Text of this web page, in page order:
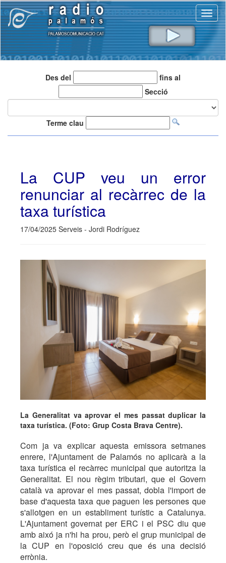
Des del
fins al
Secció
Terme clau
La CUP veu un error
renunciar al recàrrec de la
taxa turística
17/04/2025 Serveis - Jordi Rodríguez
La Generalitat va aprovar el mes passat duplicar la
taxa turística. (Foto: Grup Costa Brava Centre).
Com ja va explicar aquesta emissora setmanes
enrere, l'Ajuntament de Palamós no aplicarà a la
taxa turística el recàrrec municipal que autoritza la
Generalitat. El nou règim tributari, que el Govern
català va aprovar el mes passat, dobla l'import de
base d'aquesta taxa que paguen les persones que
s'allotgen en un establiment turístic a Catalunya.
L'Ajuntament governat per ERC i el PSC diu que
amb aixó ja n'hi ha prou, però el grup municipal de
la CUP en l'oposició creu que és una decisió
errònia.